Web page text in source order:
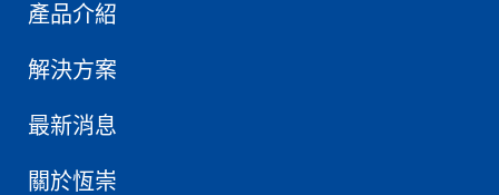
產品介紹
解決方案
最新消息
關於恆崇